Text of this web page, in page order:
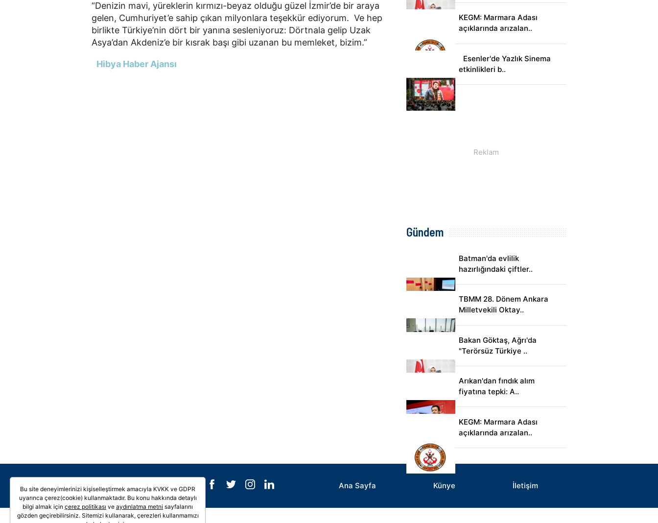
“Denizin mavi, yüreklerin kırmızı-beyaz olduğu güzel İzmir’de bir araya
gelen, Cumhuriyet’e sahip çıkan milyonlara teşekkür ediyorum. Ve hep
birlikte Türkiye’nin dört bir yanına sesleniyoruz: Dörtnala gelip Uzak
Asya’dan Akdeniz’e bir kısrak başı gibi uzanan bu memleket, bizim.”
Hibya Haber Ajansı
KEGM: Marmara Adası
açıklarında arızalan..
Esenler'de Yazlık Sinema
etkinlikleri b..
Gündem
Batman'da evlilik
hazırlığındaki çiftler..
TBMM 28. Dönem Ankara
Milletvekili Oktay..
Bakan Göktaş, Ağrı'da
"Terörsüz Türkiye ..
Arıkan'dan fındık alım
fiyatına tepki: A..
KEGM: Marmara Adası
açıklarında arızalan..
Galeri Video Ana Sayfa Künye İletişim
Bu site deneyimlerinizi kişiselleştirmek amacıyla KVKK ve GDPR
uyarınca çerez(cookie) kullanmaktadır. Bu konu hakkında detaylı
bilgi almak için çerez politikası ve aydınlatma metni sayfalarını
gözden geçirebilirsiniz. Sitemizi kullanarak, çerezleri kullanmamızı